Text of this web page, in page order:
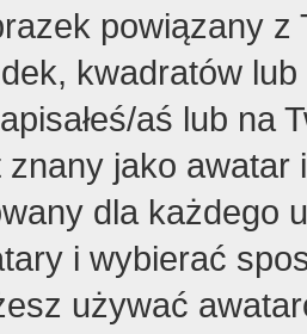
powiązany z
kwadratów
aś lub na
jako
dla każdego
i wybierać
używać